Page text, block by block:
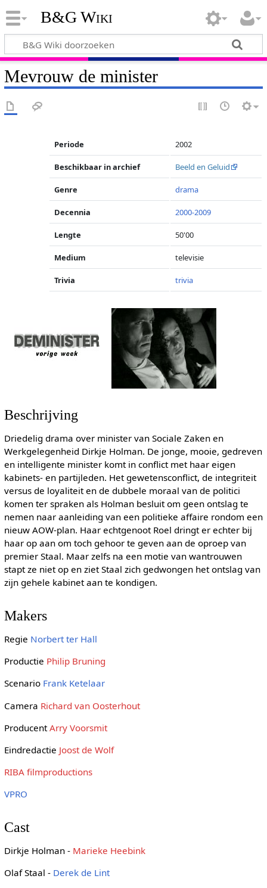
B&G Wiki
Mevrouw de minister
Periode 2002
Beschikbaar in archief Beeld en Geluid
Genre drama
Decennia 2000-2009
Lengte 50'00
Medium televisie
Trivia trivia
Beschrijving
Driedelig drama over minister van Sociale Zaken en
Werkgelegenheid Dirkje Holman. De jonge, mooie, gedreven
en intelligente minister komt in conflict met haar eigen
kabinets- en partijleden. Het gewetensconflict, de integriteit
versus de loyaliteit en de dubbele moraal van de politici
komen ter spraken als Holman besluit om geen ontslag te
nemen naar aanleiding van een politieke affaire rondom een
nieuw AOW-plan. Haar echtgenoot Roel dringt er echter bij
haar op aan om toch gehoor te geven aan de oproep van
premier Staal. Maar zelfs na een motie van wantrouwen
stapt ze niet op en ziet Staal zich gedwongen het ontslag van
zijn gehele kabinet aan te kondigen.
Makers
Regie Norbert ter Hall
Productie Philip Bruning
Scenario Frank Ketelaar
Camera Richard van Oosterhout
ProducentArry Voorsmit
Eindredactie Joost de Wolf
RIBA filmproductions
VPRO
Cast
Dirkje Holman - Marieke Heebink
Olaf Staal - Derek de Lint